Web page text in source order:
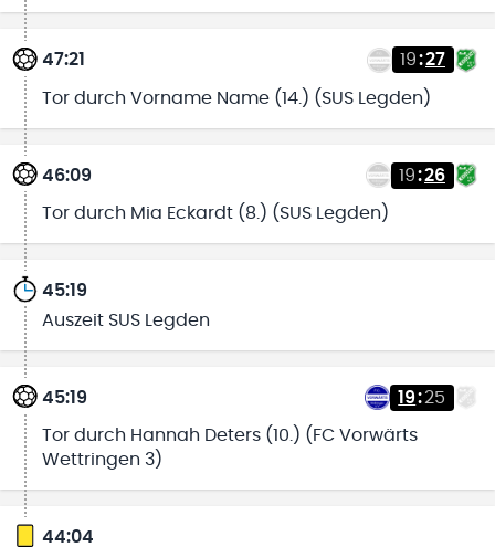
47:21 19:27
Tor durch Vorname Name (14.) (SUS Legden)
46:09 19:26
Tor durch Mia Eckardt (8.) (SUS Legden)
45:19
Auszeit SUS Legden
45:19 19:25
Tor durch Hannah Deters (10.) (FC Vorwärts
Wettringen 3)
44:04